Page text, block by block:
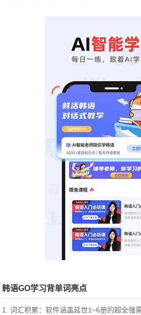
韩语GO学习背单词亮点
1. 词汇积累：软件涵盖延世1~6册的超全强